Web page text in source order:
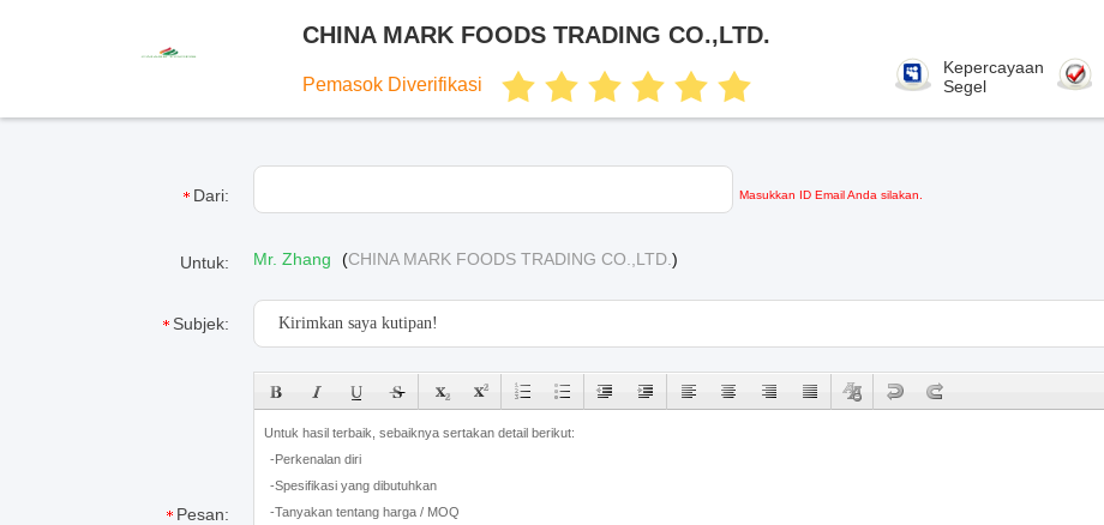
CHINA MARK FOODS TRADING CO.,LTD.
Pemasok Diverifikasi
Kepercayaan
Segel
Dari: Masukkan ID Email Anda silakan.
Untuk: Mr. Zhang (CHINA MARK FOODS TRADING CO.,LTD. )
Subjek:
Pesan: